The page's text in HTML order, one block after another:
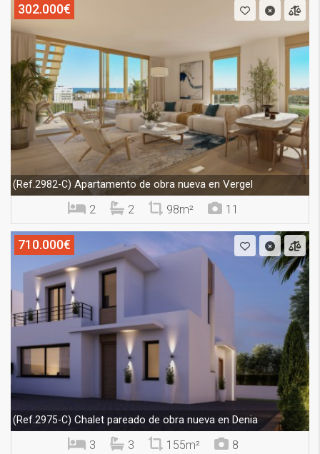
302.000€
(Ref.2982-C) Apartamento de obra nueva en Vergel
2 2 98m² 11
710.000€
(Ref.2975-C) Chalet pareado de obra nueva en Denia
3 3 155m² 8